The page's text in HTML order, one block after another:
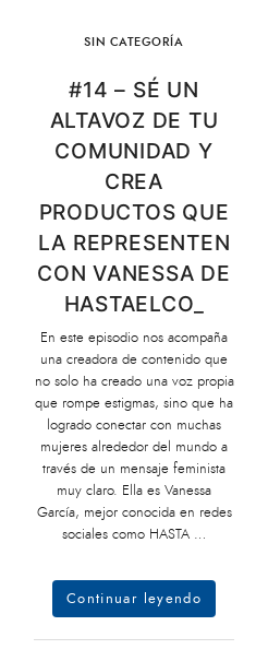
SIN CATEGORÍA
#14 – SÉ UN
ALTAVOZ DE TU
COMUNIDAD Y
CREA
PRODUCTOS QUE
LA REPRESENTEN
CON VANESSA DE
HASTAELCO_
En este episodio nos acompaña
una creadora de contenido que
no solo ha creado una voz propia
que rompe estigmas, sino que ha
logrado conectar con muchas
mujeres alrededor del mundo a
través de un mensaje feminista
muy claro. Ella es Vanessa
García, mejor conocida en redes
sociales como HASTA …
Continuar leyendo